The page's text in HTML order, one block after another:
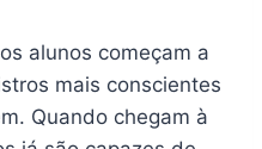
alunos começam a
mais conscientes
Quando chegam à